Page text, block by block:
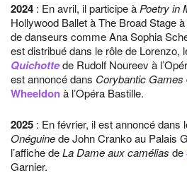
2024 : En avril, il participe à Poetry in
Hollywood Ballet à The Broad Stage
de danseurs comme Ana Sophia
est distribué dans le rôle de Lorenzo,
Quichottede Rudolf Noureev à
est annoncé dans Corybantic Games
Wheeldonà l’Opéra Bastille.
2025 : En février, il est annoncé dans
Onéguinede John Cranko au Palais
l’affiche deLa Dame aux camélias de
Garnier.